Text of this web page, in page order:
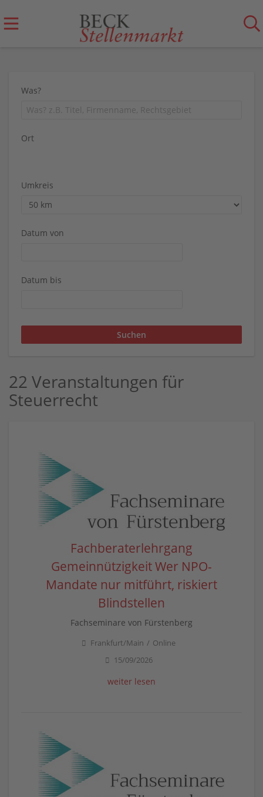
Was?
Ort
Umkreis
Datum von
Datum bis
22 Veranstaltungen für
Steuerrecht
Fachberaterlehrgang
Gemeinnützigkeit Wer NPO-
Mandate nur mitführt, riskiert
Blindstellen
Fachseminare von Fürstenberg
Frankfurt/Main
Online
15/09/2026
weiter lesen